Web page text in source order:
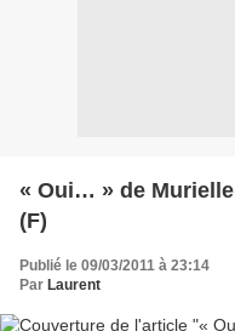
« Oui… » de
(F)
Publié le 09/03/2011 à 23:14
Par Laurent